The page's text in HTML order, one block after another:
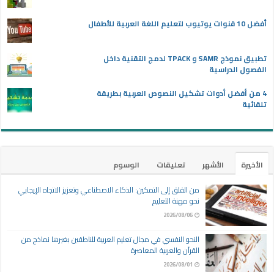
أفضل 10 قنوات يوتيوب لتعليم اللغة العربية للأطفال
تطبيق نموذج SAMR و TPACK لدمج التقنية داخل
الفصول الدراسية
4 من أفضل أدوات تشكيل النصوص العربية بطريقة
تلقائية
الأخيرة الأشهر تعليقات
الوسوم
من القلق إلى التمكين: الذكاء الاصطناعي وتعزيز الاتجاه الإيجابي
نحو مهنة التعليم
2026/08/06
النحو النفسي في مجال تعليم العربية للناطقين بغيرها نماذج من
القرآن والعربية المعاصرة
2026/08/01